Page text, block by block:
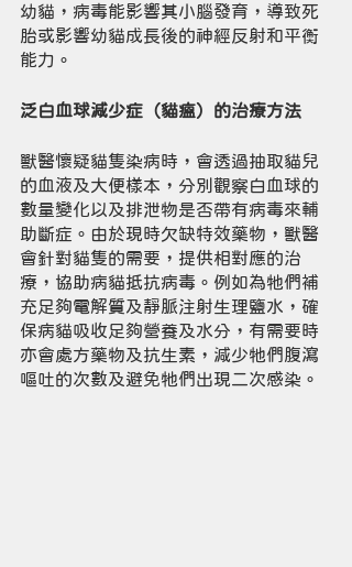
幼貓，病毒能影響其小腦發育，導致死
胎或影響幼貓成長後的神經反射和平衡
能力。
泛白血球減少症（貓瘟）的治療方法
獸醫懷疑貓隻染病時，會透過抽取貓兒
的血液及大便樣本，分別觀察白血球的
數量變化以及排泄物是否帶有病毒來輔
助斷症。由於現時欠缺特效藥物，獸醫
會針對貓隻的需要，提供相對應的治
療，協助病貓抵抗病毒。例如為牠們補
充足夠電解質及靜脈注射生理鹽水，確
保病貓吸收足夠營養及水分，有需要時
亦會處方藥物及抗生素，減少牠們腹瀉
嘔吐的次數及避免牠們出現二次感染。